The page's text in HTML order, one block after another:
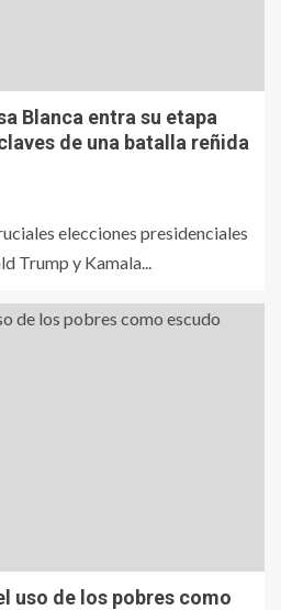
Blanca entra su etapa
de una batalla reñida
elecciones presidenciales
Trump y Kamala...
uso de los pobres como